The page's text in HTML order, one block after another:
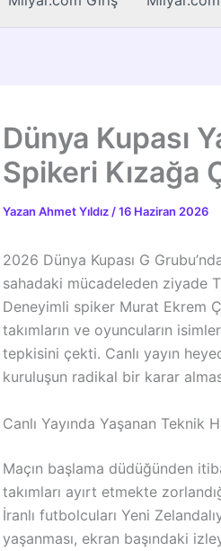
Dünya Kupası
Spikeri Kızağa
Yazan Ahmet Yıldız /16 Haziran 2026
2026 Dünya Kupası G
sahadaki mücadeleden ziyade
Deneyimli spiker Murat Ekrem
takımların ve oyuncuların
tepkisini çekti. Canlı yayın
kuruluşun radikal bir karar
Canlı Yayında Yaşanan Teknik
Maçın başlama düdüğünden
takımları ayırt etmekte
İranlı futbolcuları Yeni
yaşanması, ekran başındaki